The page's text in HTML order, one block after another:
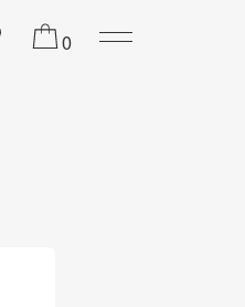
2026 PREFALL
0